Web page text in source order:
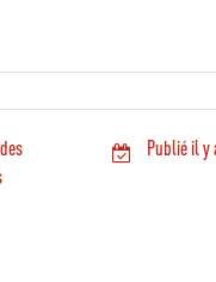
Publié il y